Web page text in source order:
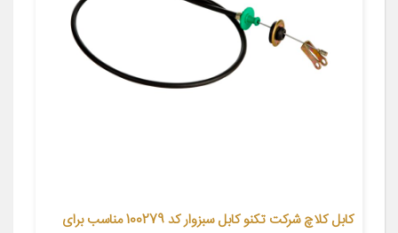
کابل کلاچ شرکت تکنو کابل سبزوار کد 100279 مناسب برای